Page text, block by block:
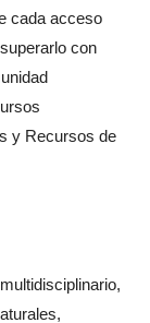
cada acceso
con
y Recursos de